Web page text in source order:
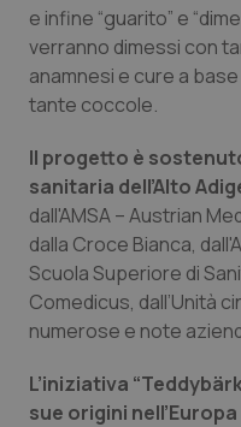
Lombardia
Marche
Molise
Piemonte
Provincia
Provincia
Puglia
Dolore
Donna & Salute
Epatiti
HIV
Infezioni &
Ipertensione &
Malattie rare
e infine “guarito” e
verranno dimessi con
anamnesi e cure a
tante coccole.
Il progetto è
sanitaria dell’Alto
dall'AMSA – Austrian
dalla Croce Bianca,
Scuola Superiore di
Comedicus, dall’Unità
numerose e note
L’iniziativa
sue origini